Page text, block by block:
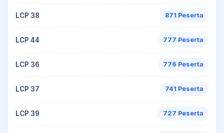
LCP 38 871 Peserta
LCP 44 777 Peserta
LCP 36 776 Peserta
LCP 37 741 Peserta
LCP 39 727 Peserta